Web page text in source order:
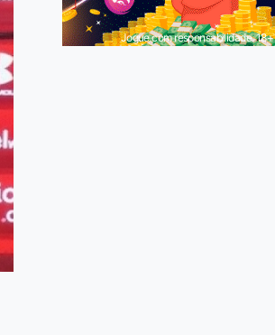
Jogue com responsabilidade. 18+